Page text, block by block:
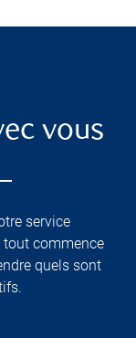
vous
service
tout commence
quels sont